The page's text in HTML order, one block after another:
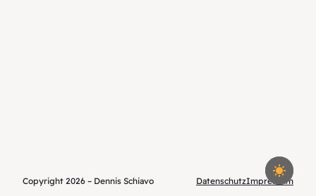
Copyright 2026 – Dennis Schiavo DatenschutzImpressum